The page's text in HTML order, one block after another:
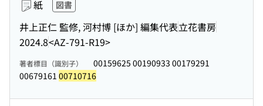
紙 図書
井上正仁 監修, 河村博 [ほか] 編集代表立花書房
2024.8<AZ-791-R19>
著者標目（識別子）
00159625 00190933 00179291
00679161 00710716